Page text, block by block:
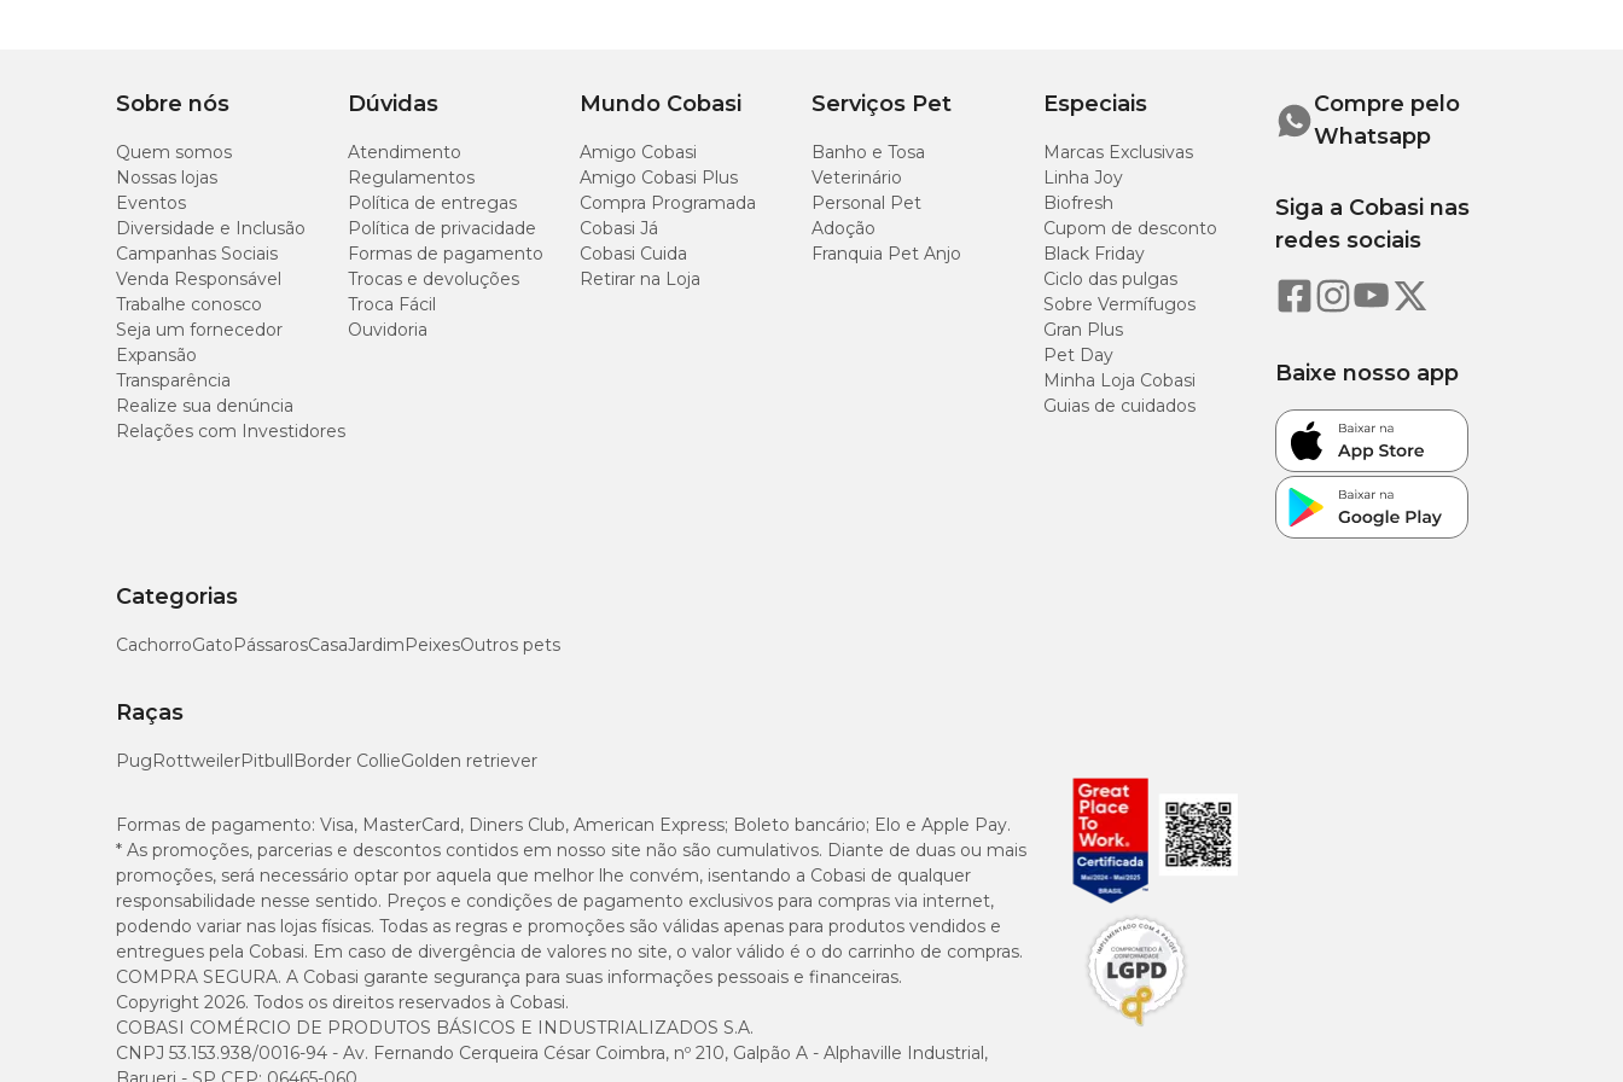
Sobre nós
Quem somos
Nossas lojas
Eventos
Diversidade e Inclusão
Campanhas Sociais
Venda Responsável
Trabalhe conosco
Seja um fornecedor
Expansão
Transparência
Realize sua denúncia
Relações com Investidores
Dúvidas
Atendimento
Regulamentos
Política de entregas
Política de privacidade
Formas de pagamento
Trocas e devoluções
Troca Fácil
Ouvidoria
Mundo Cobasi
Amigo Cobasi
Amigo Cobasi Plus
Compra Programada
Cobasi Já
Cobasi Cuida
Retirar na Loja
Serviços Pet
Banho e Tosa
Veterinário
Personal Pet
Adoção
Franquia Pet Anjo
Especiais
Marcas Exclusivas
Linha Joy
Biofresh
Cupom de desconto
Black Friday
Ciclo das pulgas
Sobre Vermífugos
Gran Plus
Pet Day
Minha Loja Cobasi
Guias de cuidados
Categorias
CachorroGatoPássarosCasaJardimPeixesOutros pets
Raças
PugRottweilerPitbullBorder CollieGolden retriever
Compre pelo
Whatsapp
Siga a Cobasi nas
redes sociais
Baixe nosso app
Formas de pagamento: Visa, MasterCard, Diners Club, American Express; Boleto bancário; Elo e Apple Pay.
* As promoções, parcerias e descontos contidos em nosso site não são cumulativos. Diante de duas ou mais
promoções, será necessário optar por aquela que melhor lhe convém, isentando a Cobasi de qualquer
responsabilidade nesse sentido. Preços e condições de pagamento exclusivos para compras via internet,
podendo variar nas lojas físicas. Todas as regras e promoções são válidas apenas para produtos vendidos e
entregues pela Cobasi. Em caso de divergência de valores no site, o valor válido é o do carrinho de compras.
COMPRA SEGURA. A Cobasi garante segurança para suas informações pessoais e financeiras.
Copyright 2026. Todos os direitos reservados à Cobasi.
COBASI COMÉRCIO DE PRODUTOS BÁSICOS E INDUSTRIALIZADOS S.A.
CNPJ 53.153.938/0016-94 - Av. Fernando Cerqueira César Coimbra, nº 210, Galpão A - Alphaville Industrial,